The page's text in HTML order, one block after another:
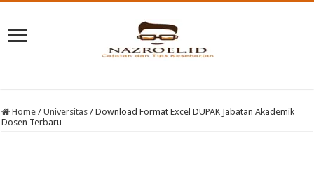
Home / Universitas / Download Format Excel DUPAK Jabatan Akademik
Dosen Terbaru